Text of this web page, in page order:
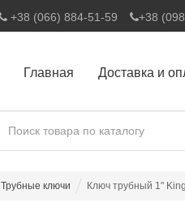
+38 (066) 884-51-59 +38
Главная Доставка и
Трубные ключи Ключ трубный 1"